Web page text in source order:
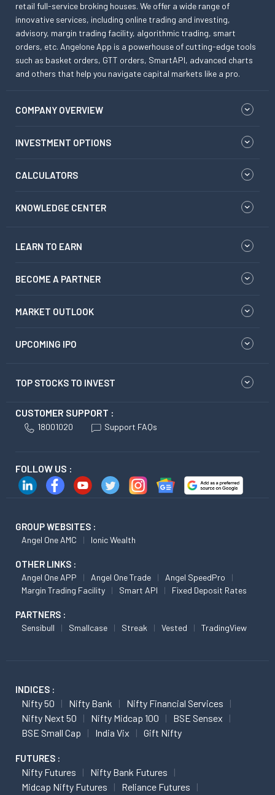
retail full-service broking houses. We offer a wide range of
innovative services, including online trading and investing,
advisory, margin trading facility, algorithmic trading, smart
orders, etc. Angelone App is a powerhouse of cutting-edge tools
such as basket orders, GTT orders, SmartAPI, advanced charts
and others that help you navigate capital markets like a pro.
COMPANY OVERVIEW
INVESTMENT OPTIONS
CALCULATORS
KNOWLEDGE CENTER
LEARN TO EARN
BECOME A PARTNER
MARKET OUTLOOK
UPCOMING IPO
TOP STOCKS TO INVEST
CUSTOMER SUPPORT :
18001020 Support FAQs
FOLLOW US :
GROUP WEBSITES :
Angel One AMC Ionic Wealth
OTHER LINKS :
Angel One APP Angel One Trade
Angel SpeedPro
Margin Trading Facility
Smart API Fixed Deposit Rates
PARTNERS :
Sensibull Smallcase Streak Vested TradingView
INDICES :
Nifty 50 Nifty Bank
Nifty Financial Services
Nifty Next 50
Nifty Midcap 100
BSE Sensex
BSE Small Cap
India Vix Gift Nifty
FUTURES :
Nifty Futures
Nifty Bank Futures
Midcap Nifty Futures
Reliance Futures